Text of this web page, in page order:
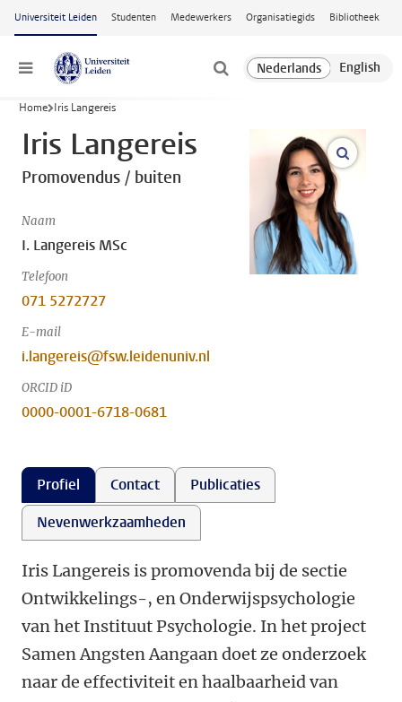
Ga naar hoofdinhoud
Universiteit Leiden Studenten Medewerkers Organisatiegids Bibliotheek
Menu
Home Iris Langereis
Iris Langereis
Promovendus / buiten
Naam
I. Langereis MSc
Telefoon
071 5272727
E-mail
i.langereis@fsw.leidenuniv.nl
ORCID iD
0000-0001-6718-0681
open
Profiel Contact
Publicaties
Nevenwerkzaamheden
Iris Langereis is promovenda bij de sectie
Ontwikkelings-, en Onderwijspsychologie
van het Instituut Psychologie. In het project
Samen Angsten Aangaan doet ze onderzoek
naar de effectiviteit en haalbaarheid van